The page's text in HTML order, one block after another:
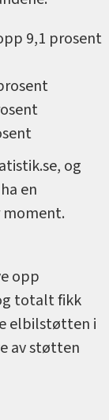
9,1 prosent
og
en
opp
totalt fikk
elbilstøtten i
av støtten